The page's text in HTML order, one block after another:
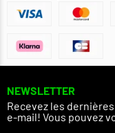
NEWSLETTER
Recevez les
e-mail! Vous pouvez